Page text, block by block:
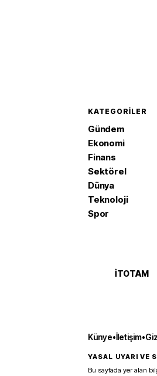
KATEGORILER
Gündem
Ekonomi
Finans
Sektörel
Dünya
Teknoloji
Spor
İTOTAM
Künye•İletişim•
YASAL UYARI VE
Bu sayfada yer alan